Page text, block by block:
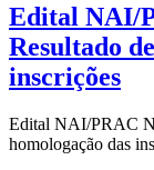
Edital NAI/
Resultado
inscrições
Edital NAI/PRAC
homologação das